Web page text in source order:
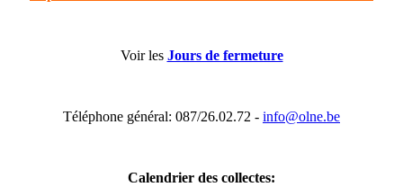
Voir les Jours de fermeture
Téléphone général: 087/26.02.72 - info@olne.be
Calendrier des collectes: